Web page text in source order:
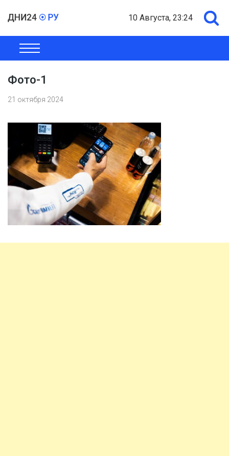
10 Августа, 23:24
ОБЩЕСТВО
Фото-1
21 октября 2024